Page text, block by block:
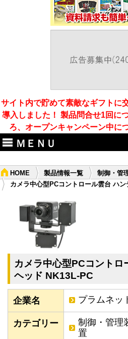
サイト内で貯めて素敵なギフトに
導入しました！ 製品問合せ1回に
ろ、オープンキャンペーン中に
ＭＥＮＵ
HOME 製品情報一覧 制御・管
カメラ中心型PCコントロール雲台 ハ
カメラ中心型PCコント
ヘッド NK13L-PC
企業名 プラムネッ
カテゴリー
制御・管理
置